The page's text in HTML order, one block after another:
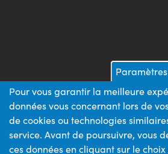
Pour vous garantir la meilleure
données vous concernant lors de
de cookies ou technologies
service. Avant de poursuivre, vous
ces données en cliquant sur le